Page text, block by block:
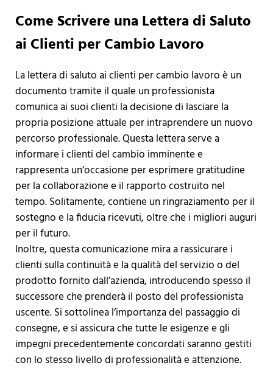
Come Scrivere una Lettera di Saluto
ai Clienti per Cambio Lavoro
La lettera di saluto ai clienti per cambio lavoro è un
documento tramite il quale un professionista
comunica ai suoi clienti la decisione di lasciare la
propria posizione attuale per intraprendere un nuovo
percorso professionale. Questa lettera serve a
informare i clienti del cambio imminente e
rappresenta un’occasione per esprimere gratitudine
per la collaborazione e il rapporto costruito nel
tempo. Solitamente, contiene un ringraziamento per il
sostegno e la fiducia ricevuti, oltre che i migliori auguri
per il futuro.
Inoltre, questa comunicazione mira a rassicurare i
clienti sulla continuità e la qualità del servizio o del
prodotto fornito dall’azienda, introducendo spesso il
successore che prenderà il posto del professionista
uscente. Si sottolinea l’importanza del passaggio di
consegne, e si assicura che tutte le esigenze e gli
impegni precedentemente concordati saranno gestiti
con lo stesso livello di professionalità e attenzione.